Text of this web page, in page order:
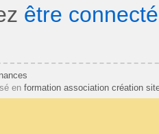
être connecté
en formation association création